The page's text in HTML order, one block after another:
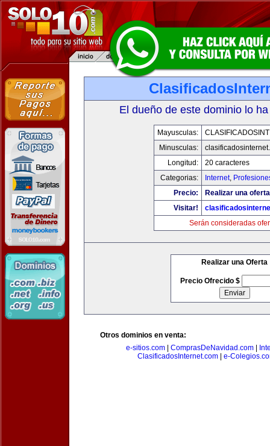
El dueño de este dominio lo
Mayusculas:
Minusculas:
Longitud:
20 caracteres
Categorias:
Internet,
Precio:
Realizar una
Visitar!
Serán consideradas
Realizar una Oferta
Precio Ofrecido $
Otros dominios en venta:
e-sitios.com| ComprasDeNavidad.com|
ClasificadosInternet.com| e-